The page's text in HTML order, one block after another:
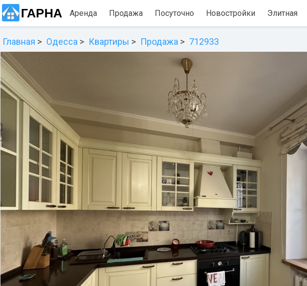
ГАРНА Аренда Продажа Посуточно Новостройки Элитная
Главная Одесса Квартиры Продажа 712933